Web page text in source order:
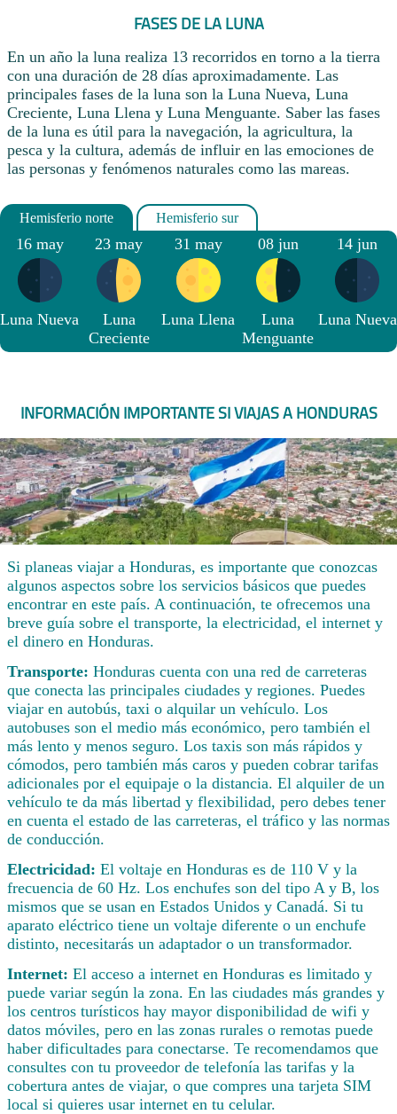
FASES DE LA LUNA
En un año la luna realiza 13 recorridos en torno a la tierra
con una duración de 28 días aproximadamente. Las
principales fases de la luna son la Luna Nueva, Luna
Creciente, Luna Llena y Luna Menguante. Saber las fases
de la luna es útil para la navegación, la agricultura, la
pesca y la cultura, además de influir en las emociones de
las personas y fenómenos naturales como las mareas.
16 may
Luna Nueva
23 may
Luna
Creciente
31 may
Luna Llena
08 jun
Luna
Menguante
14 jun
Luna Nueva
INFORMACIÓN IMPORTANTE SI VIAJAS A HONDURAS
Si planeas viajar a Honduras, es importante que conozcas
algunos aspectos sobre los servicios básicos que puedes
encontrar en este país. A continuación, te ofrecemos una
breve guía sobre el transporte, la electricidad, el internet y
el dinero en Honduras.
Transporte: Honduras cuenta con una red de carreteras
que conecta las principales ciudades y regiones. Puedes
viajar en autobús, taxi o alquilar un vehículo. Los
autobuses son el medio más económico, pero también el
más lento y menos seguro. Los taxis son más rápidos y
cómodos, pero también más caros y pueden cobrar tarifas
adicionales por el equipaje o la distancia. El alquiler de un
vehículo te da más libertad y flexibilidad, pero debes tener
en cuenta el estado de las carreteras, el tráfico y las normas
de conducción.
Electricidad: El voltaje en Honduras es de 110 V y la
frecuencia de 60 Hz. Los enchufes son del tipo A y B, los
mismos que se usan en Estados Unidos y Canadá. Si tu
aparato eléctrico tiene un voltaje diferente o un enchufe
distinto, necesitarás un adaptador o un transformador.
Internet: El acceso a internet en Honduras es limitado y
puede variar según la zona. En las ciudades más grandes y
los centros turísticos hay mayor disponibilidad de wifi y
datos móviles, pero en las zonas rurales o remotas puede
haber dificultades para conectarse. Te recomendamos que
consultes con tu proveedor de telefonía las tarifas y la
cobertura antes de viajar, o que compres una tarjeta SIM
local si quieres usar internet en tu celular.